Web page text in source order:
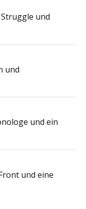
und
und
und ein
und eine